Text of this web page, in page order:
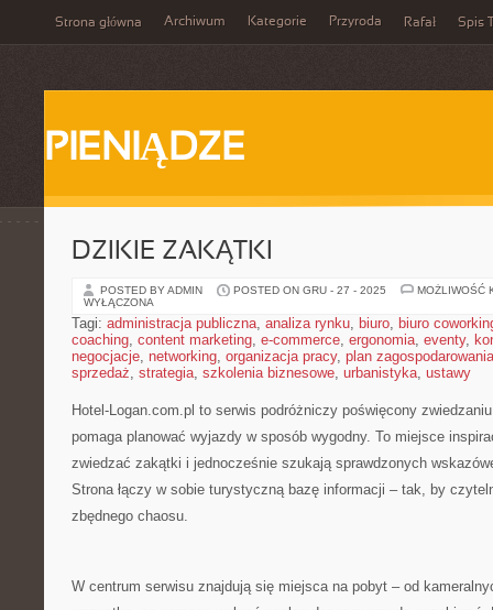
Strona główna Archiwum Kategorie Przyroda Rafał Spis
PIENIĄDZE
DZIKIE ZAKĄTKI
POSTED BY ADMIN POSTED ON GRU - 27 - 2025
MOŻLIWOŚĆ
WYŁĄCZONA
Tagi: administracja publiczna, analiza rynku, biuro, biuro
coaching, content marketing, e-commerce, ergonomia, eventy,
negocjacje, networking, organizacja pracy, plan zagospodarowania
sprzedaż, strategia, szkolenia biznesowe, urbanistyka, ustawy
Hotel-Logan.com.pl to serwis podróżniczy poświęcony
pomaga planować wyjazdy w sposób wygodny. To miejsce
zwiedzać zakątki i jednocześnie szukają sprawdzonych
Strona łączy w sobie turystyczną bazę informacji – tak, by
zbędnego chaosu.
W centrum serwisu znajdują się miejsca na pobyt – od